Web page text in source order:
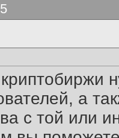
а
с той или